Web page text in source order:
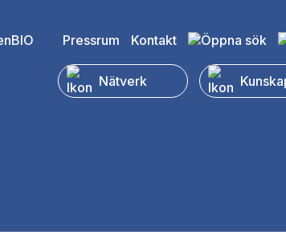
Pressrum Kontakt
Nätverk